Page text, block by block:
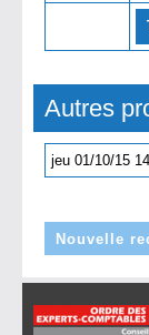
Autres
jeu 01/10/15
Nouvelle